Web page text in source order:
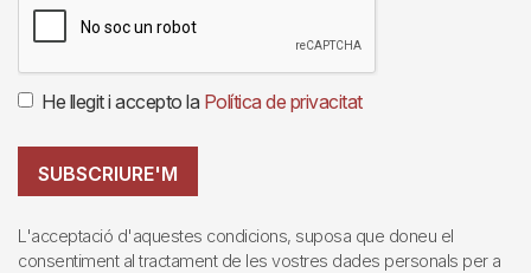
He llegit i accepto la Política de privacitat
SUBSCRIURE'M
L'acceptació d'aquestes condicions, suposa que doneu el
consentiment al tractament de les vostres dades personals per a